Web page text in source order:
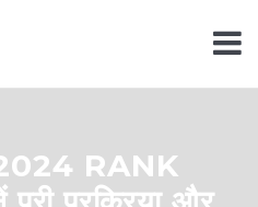
RANK